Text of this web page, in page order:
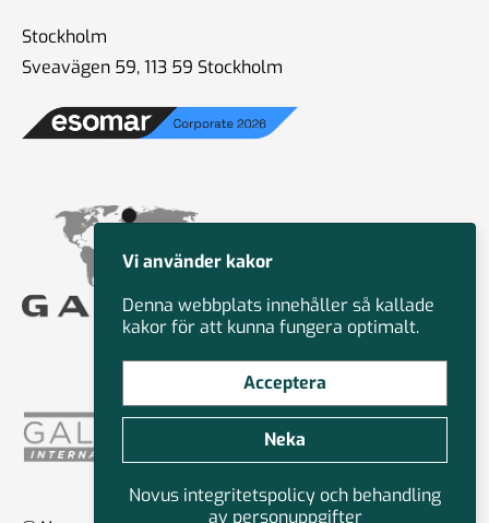
Stockholm
Sveavägen 59, 113 59 Stockholm
Vi använder kakor
Denna webbplats innehåller så kallade
kakor för att kunna fungera optimalt.
Acceptera
Neka
Novus integritetspolicy och behandling
av personuppgifter